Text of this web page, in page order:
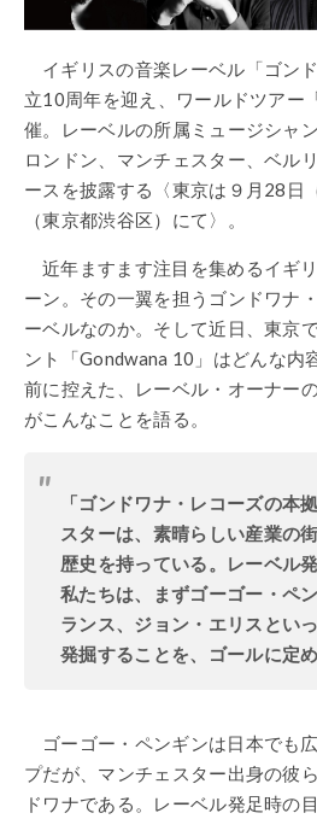
イギリスの音楽レーベル「ゴン
立10周年を迎え、ワールドツアー
催。レーベルの所属ミュージシャ
ロンドン、マンチェスター、ベル
ースを披露する〈東京は９月28日
（東京都渋谷区）にて〉。
近年ますます注目を集めるイギ
ーン。その一翼を担うゴンドワナ
ーベルなのか。そして近日、東京
ント「Gondwana 10」はどんな内
前に控えた、レーベル・オーナー
がこんなことを語る。
「ゴンドワナ・レコーズの本
スターは、素晴らしい産業の
歴史を持っている。レーベル
私たちは、まずゴーゴー・ペ
ランス、ジョン・エリスとい
発掘することを、ゴールに定
ゴーゴー・ペンギンは日本でも
プだが、マンチェスター出身の彼
ドワナである。レーベル発足時の